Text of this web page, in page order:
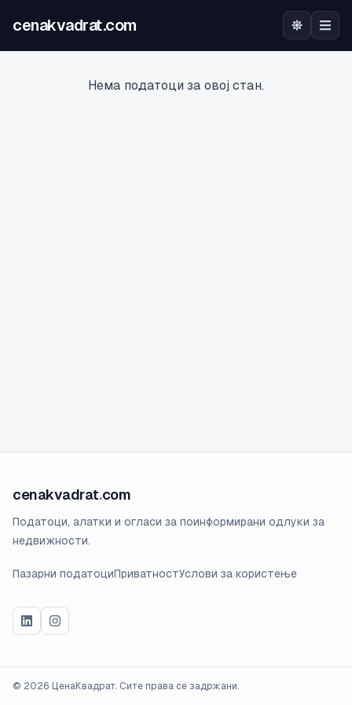
cenakvadrat.com
Нема податоци за овој стан.
cenakvadrat.com
Податоци, алатки и огласи за поинформирани одлуки за
недвижности.
Пазарни податоциПриватностУслови за користење
© 2026 ЦенаКвадрат. Сите права се задржани.